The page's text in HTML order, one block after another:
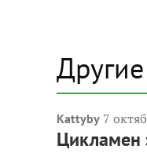
Kattyby 7
Цикламен